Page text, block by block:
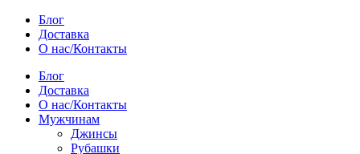
Блог
Доставка
О нас/Контакты
Блог
Доставка
О нас/Контакты
Мужчинам
Джинсы
Рубашки